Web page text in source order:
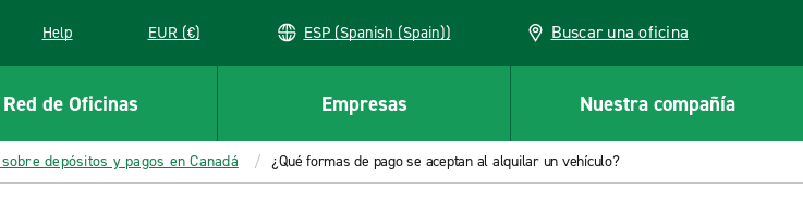
window
Help EUR (€) ESP (Spanish (Spain)) Buscar una oficina
Red de Oficinas Empresas Nuestra compañía
depósitos y pagos en Canadá ¿Qué formas de pago se aceptan al alquilar un vehículo?